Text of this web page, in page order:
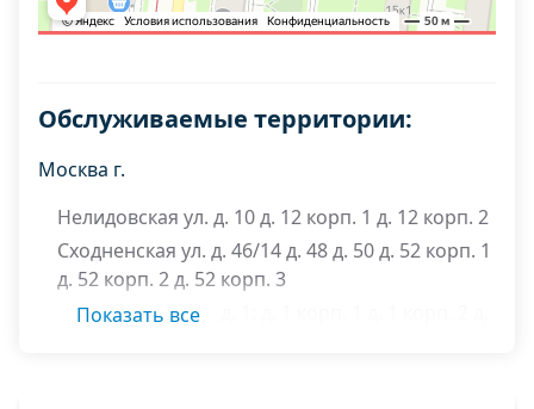
Обслуживаемые территории:
Москва г.
Нелидовская ул. д. 10 д. 12 корп. 1 д. 12 корп. 2
Сходненская ул. д. 46/14 д. 48 д. 50 д. 52 корп. 1
д. 52 корп. 2 д. 52 корп. 3
Штурвальная ул. д. 1; д. 1 корп. 1 д. 1 корп. 2 д.
Показать все